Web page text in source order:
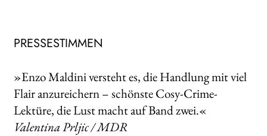
PRESSESTIMMEN
»Enzo Maldini versteht es, die Handlung mit viel
Flair anzureichern – schönste Cosy-Crime-
Lektüre, die Lust macht auf Band zwei.«
Valentina Prljic / MDR